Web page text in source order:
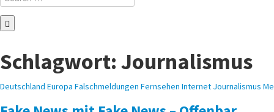
for:
Schlagwort: Journalismus
Posted
Deutschland Europa Falschmeldungen Fernsehen Internet Journalismus